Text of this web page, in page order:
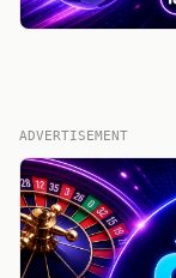
ADVERTISEMENT